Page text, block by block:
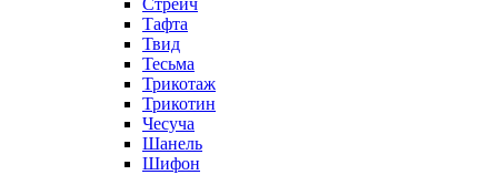
Стрейч
Тафта
Твид
Тесьма
Трикотаж
Трикотин
Чесуча
Шанель
Шифон